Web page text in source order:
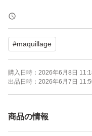
●カバーだけじゃない
ド。
●角層のすみずみまで
＆時間が経ってもくず
●使うほど、毛穴が目
り、自信に満ちた、
●毛穴補正＆くずれに
#maquillage
購入日時： 2026年6月8日
出品日時： 2026年6月7日
商品の情報